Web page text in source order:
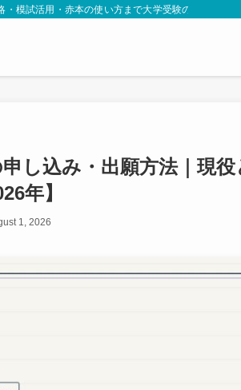
模試活用・赤本の使い方まで大学受験の情報を現場
し込み・出願方法｜現
年】
1, 2026